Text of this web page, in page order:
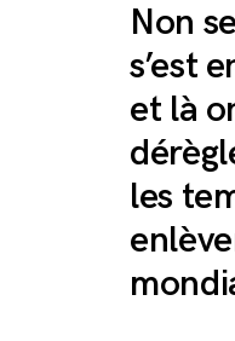
Non
s’est
et là
les